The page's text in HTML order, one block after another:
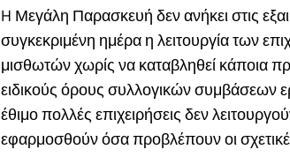
H Μεγάλη Παρασκευή δεν ανήκει στις
συγκεκριμένη ημέρα η λειτουργία των
μισθωτών χωρίς να καταβληθεί κάποια
ειδικούς όρους συλλογικών συμβάσεων
έθιμο πολλές επιχειρήσεις δεν
εφαρμοσθούν όσα προβλέπουν οι